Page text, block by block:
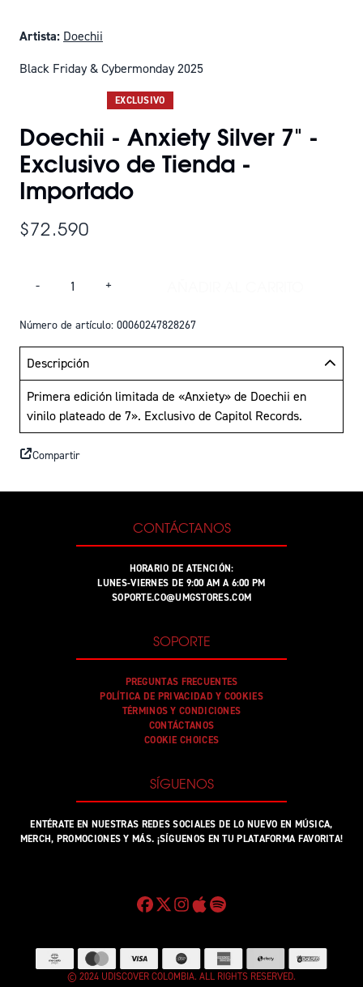
Artista: Doechii
Black Friday & Cybermonday 2025
EXCLUSIVO
Doechii - Anxiety Silver 7" -
Exclusivo de Tienda -
Importado
$72.590
- +
Número de artículo: 00060247828267
Descripción
Primera edición limitada de «Anxiety» de Doechii en
vinilo plateado de 7». Exclusivo de Capitol Records.
Compartir
CONTÁCTANOS
HORARIO DE ATENCIÓN:
LUNES-VIERNES DE 9:00 AM A 6:00 PM
SOPORTE.CO@UMGSTORES.COM
SOPORTE
PREGUNTAS FRECUENTES
POLÍTICA DE PRIVACIDAD Y COOKIES
TÉRMINOS Y CONDICIONES
CONTÁCTANOS
COOKIE CHOICES
SÍGUENOS
ENTÉRATE EN NUESTRAS REDES SOCIALES DE LO NUEVO EN MÚSICA,
MERCH, PROMOCIONES Y MÁS. ¡SÍGUENOS EN TU PLATAFORMA FAVORITA!
© 2024 UDISCOVER COLOMBIA. ALL RIGHTS RESERVED.